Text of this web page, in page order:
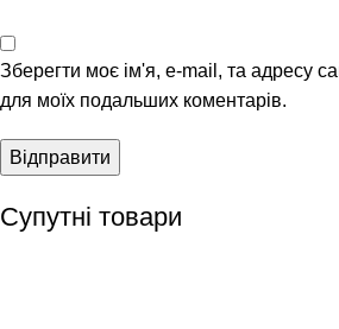
Зберегти моє ім'я, e-mail, та адресу
для моїх подальших коментарів.
Супутні товари